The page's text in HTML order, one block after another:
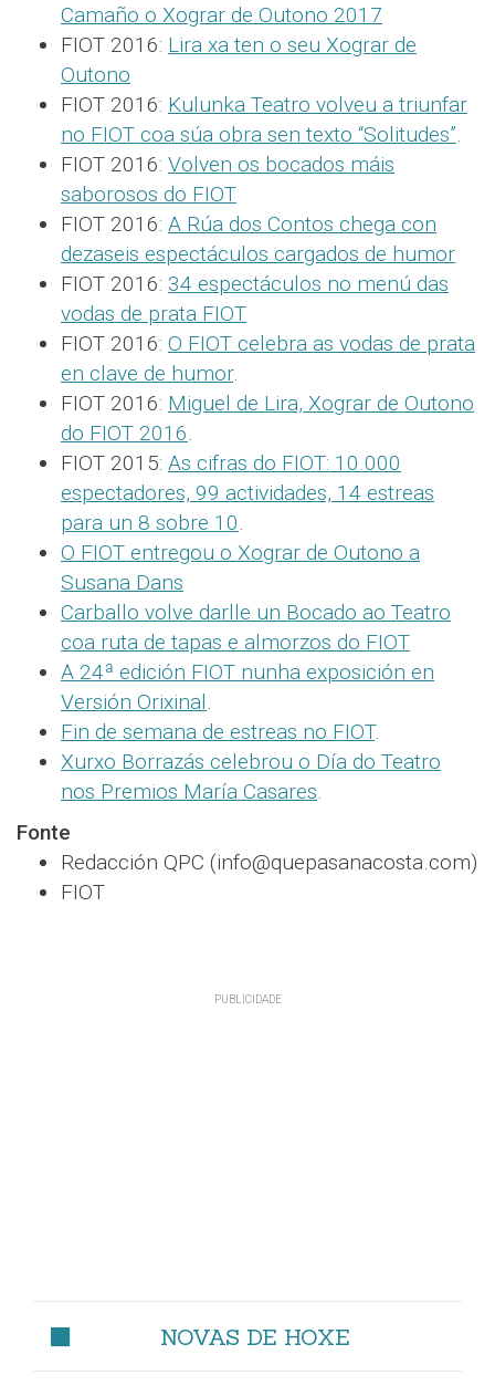
Camaño o Xograr de Outono 2017
FIOT 2016: Lira xa ten o seu Xograr de
Outono
FIOT 2016: Kulunka Teatro volveu a triunfar
no FIOT coa súa obra sen texto “Solitudes”.
FIOT 2016: Volven os bocados máis
saborosos do FIOT
FIOT 2016: A Rúa dos Contos chega con
dezaseis espectáculos cargados de humor
FIOT 2016: 34 espectáculos no menú das
vodas de prata FIOT
FIOT 2016: O FIOT celebra as vodas de prata
en clave de humor.
FIOT 2016: Miguel de Lira, Xograr de Outono
do FIOT 2016.
FIOT 2015: As cifras do FIOT: 10.000
espectadores, 99 actividades, 14 estreas
para un 8 sobre 10.
O FIOT entregou o Xograr de Outono a
Susana Dans
Carballo volve darlle un Bocado ao Teatro
coa ruta de tapas e almorzos do FIOT
A 24ª edición FIOT nunha exposición en
Versión Orixinal.
Fin de semana de estreas no FIOT.
Xurxo Borrazás celebrou o Día do Teatro
nos Premios María Casares.
Fonte
Redacción QPC (info@quepasanacosta.com)
FIOT
NOVAS DE HOXE